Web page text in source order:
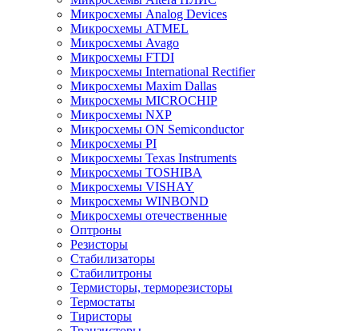
Микросхемы Analog Devices
Микросхемы ATMEL
Микросхемы Avago
Микросхемы FTDI
Микросхемы International Rectifier
Микросхемы Maxim Dallas
Микросхемы MICROCHIP
Микросхемы NXP
Микросхемы ON Semiconductor
Микросхемы PI
Микросхемы Texas Instruments
Микросхемы TOSHIBA
Микросхемы VISHAY
Микросхемы WINBOND
Микросхемы отечественные
Оптроны
Резисторы
Стабилизаторы
Стабилитроны
Термисторы, терморезисторы
Термостаты
Тиристоры